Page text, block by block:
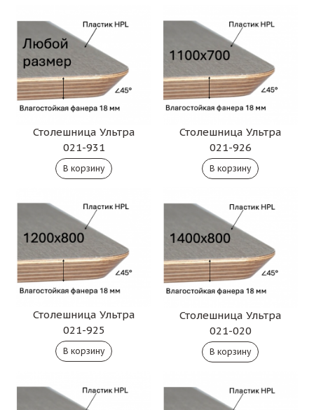
Столешница Ультра
021-931
Столешница Ультра
021-926
Столешница Ультра
021-925
Столешница Ультра
021-020